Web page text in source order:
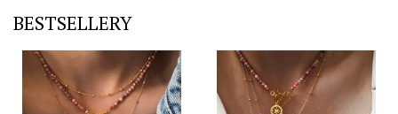
BESTSELLERY